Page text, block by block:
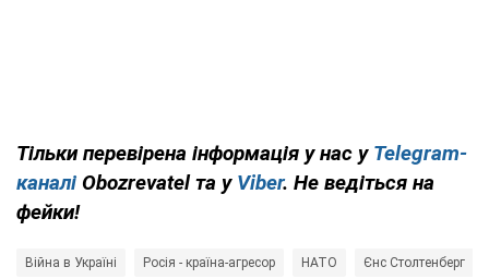
Тільки перевірена інформація у нас у Telegram-
каналі Obozrevatel та у Viber. Не ведіться на
фейки!
Війна в Україні Росія - країна-агресор НАТО Єнс Столтенберг